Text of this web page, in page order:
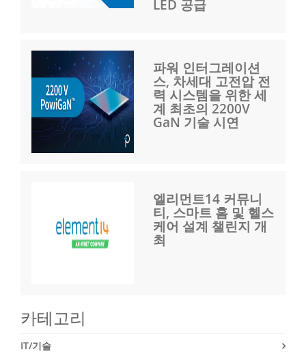
LED 공급
파워 인터그레이션
스, 차세대 고전압 전
력 시스템을 위한 세
계 최초의 2200V
GaN 기술 시연
엘리먼트14 커뮤니
티, 스마트 홈 및 헬스
케어 설계 챌린지 개
최
카테고리
IT/기술